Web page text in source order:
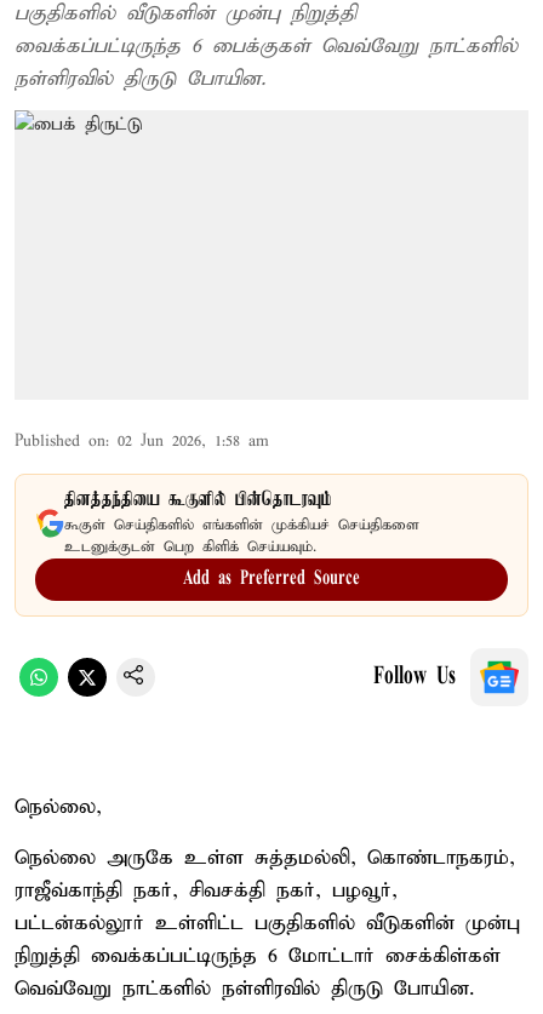
பகுதிகளில் வீடுகளின் முன்பு நிறுத்தி
வைக்கப்பட்டிருந்த 6 பைக்குகள் வெவ்வேறு நாட்களில்
நள்ளிரவில் திருடு போயின.
Published on: 02 Jun 2026, 1:58 am
தினத்தந்தியை கூகுளில் பின்தொடரவும்
கூகுள் செய்திகளில் எங்களின் முக்கியச் செய்திகளை
உடனுக்குடன் பெற கிளிக் செய்யவும்.
Add as Preferred Source
Follow Us
நெல்லை,
நெல்லை அருகே உள்ள சுத்தமல்லி, கொண்டாநகரம்,
ராஜீவ்காந்தி நகர், சிவசக்தி நகர், பழவூர்,
பட்டன்கல்லூர் உள்ளிட்ட பகுதிகளில் வீடுகளின் முன்பு
நிறுத்தி வைக்கப்பட்டிருந்த 6 மோட்டார் சைக்கிள்கள்
வெவ்வேறு நாட்களில் நள்ளிரவில் திருடு போயின.